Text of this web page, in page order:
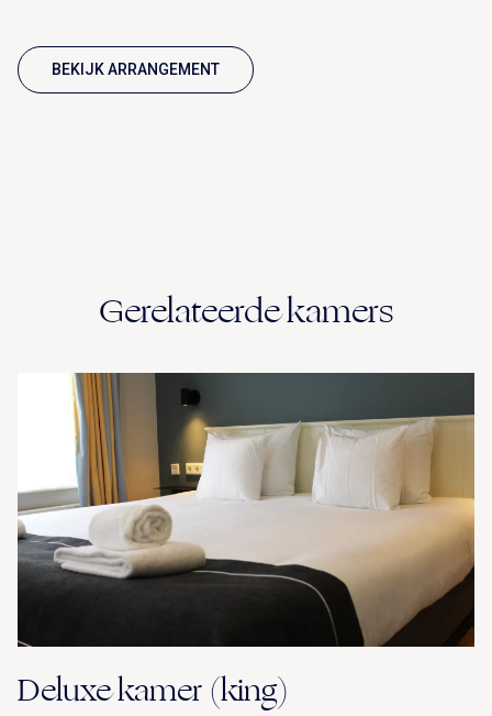
BEKIJK ARRANGEMENT
Gerelateerde kamers
Deluxe kamer (king)